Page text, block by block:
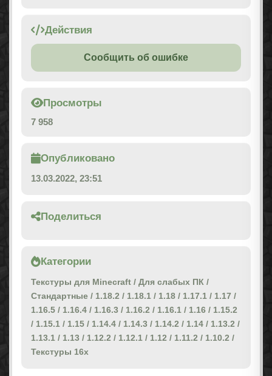
Действия
Сообщить об ошибке
Просмотры
7 958
Опубликовано
13.03.2022, 23:51
Поделиться
Категории
Текстуры для Minecraft / Для слабых ПК /
Стандартные / 1.18.2 / 1.18.1 / 1.18 / 1.17.1 / 1.17 /
1.16.5 / 1.16.4 / 1.16.3 / 1.16.2 / 1.16.1 / 1.16 / 1.15.2
/ 1.15.1 / 1.15 / 1.14.4 / 1.14.3 / 1.14.2 / 1.14 / 1.13.2 /
1.13.1 / 1.13 / 1.12.2 / 1.12.1 / 1.12 / 1.11.2 / 1.10.2 /
Текстуры 16x